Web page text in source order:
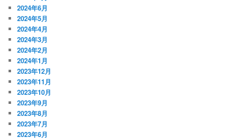
2024年6月
2024年5月
2024年4月
2024年3月
2024年2月
2024年1月
2023年12月
2023年11月
2023年10月
2023年9月
2023年8月
2023年7月
2023年6月